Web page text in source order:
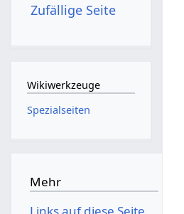
Zufällige Seite
Wikiwerkzeuge
Spezialseiten
Mehr